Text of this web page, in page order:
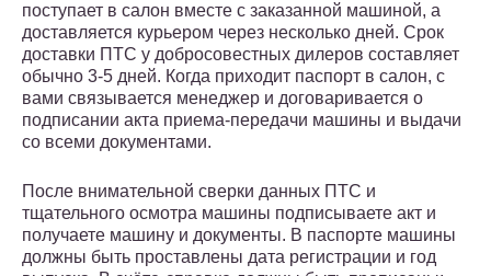
поступает в салон вместе с заказанной машиной, а
доставляется курьером через несколько дней. Срок
доставки ПТС у добросовестных дилеров составляет
обычно 3-5 дней. Когда приходит паспорт в салон, с
вами связывается менеджер и договаривается о
подписании акта приема-передачи машины и выдачи
со всеми документами.
После внимательной сверки данных ПТС и
тщательного осмотра машины подписываете акт и
получаете машину и документы. В паспорте машины
должны быть проставлены дата регистрации и год